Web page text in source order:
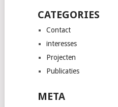
CATEGORIES
Contact
interesses
Projecten
Publicaties
META